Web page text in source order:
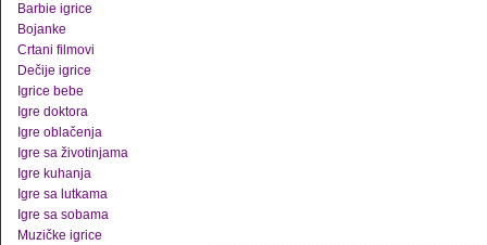
Barbie igrice
Bojanke
Crtani filmovi
Dečije igrice
Igrice bebe
Igre doktora
Igre oblačenja
Igre sa životinjama
Igre kuhanja
Igre sa lutkama
Igre sa sobama
Muzičke igrice